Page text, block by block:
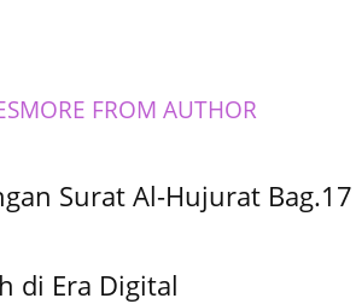
MORE FROM AUTHOR
Surat Al-Hujurat Bag.17
di Era Digital